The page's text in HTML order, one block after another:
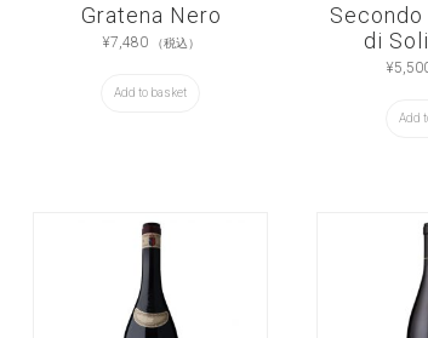
Gratena Nero
¥7,480 （税込）
Add to basket
di
¥
Add